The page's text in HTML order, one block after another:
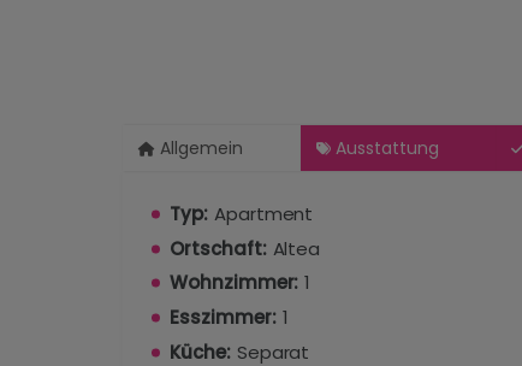
Allgemein Ausstattung
Typ: Apartment
Ortschaft: Altea
Wohnzimmer: 1
Esszimmer: 1
Küche: Separat